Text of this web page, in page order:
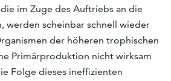
im Zuge des Auftriebs an die
werden scheinbar schnell wieder
der höheren trophischen
Primärproduktion nicht wirksam
Folge dieses ineffizienten